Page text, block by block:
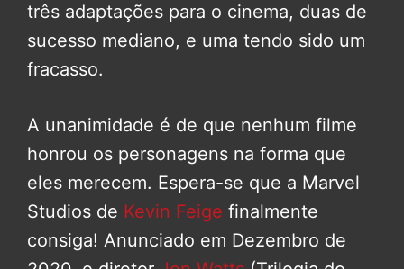
três adaptações para o cinema, duas de
sucesso mediano, e uma tendo sido um
fracasso.
A unanimidade é de que nenhum filme
honrou os personagens na forma que
eles merecem. Espera-se que a Marvel
Studios de Kevin Feige finalmente
consiga! Anunciado em Dezembro de